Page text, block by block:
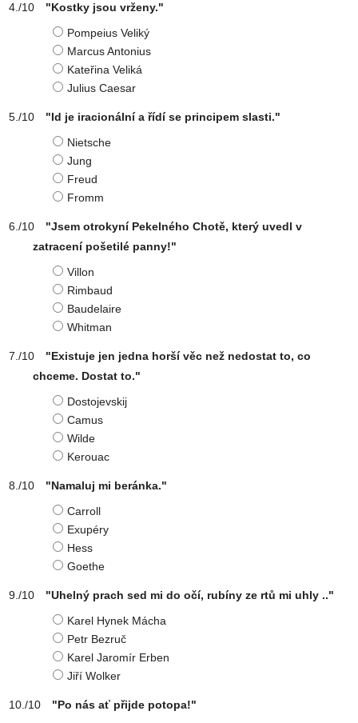
"Kostky jsou vrženy."
Pompeius Veliký
Marcus Antonius
Kateřina Veliká
Julius Caesar
"Id je iracionální a řídí se principem slasti."
Nietsche
Jung
Freud
Fromm
"Jsem otrokyní Pekelného Chotě, který uvedl v
zatracení pošetilé panny!"
Villon
Rimbaud
Baudelaire
Whitman
"Existuje jen jedna horší věc než nedostat to, co
chceme. Dostat to."
Dostojevskij
Camus
Wilde
Kerouac
"Namaluj mi beránka."
Carroll
Exupéry
Hess
Goethe
"Uhelný prach sed mi do očí, rubíny ze rtů mi uhly .."
Karel Hynek Mácha
Petr Bezruč
Karel Jaromír Erben
Jiří Wolker
"Po nás ať přijde potopa!"